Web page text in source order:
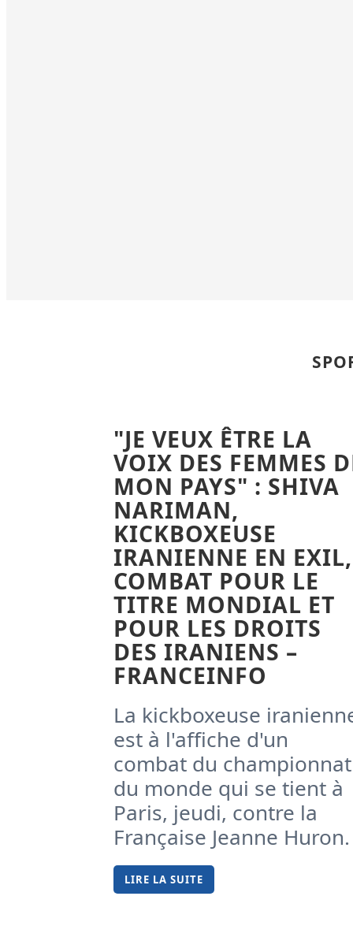
"JE VEUX ÊTRE LA
VOIX DES FEMMES
MON PAYS" : SHIVA
NARIMAN,
KICKBOXEUSE
IRANIENNE EN EXIL,
COMBAT POUR LE
TITRE MONDIAL ET
POUR LES DROITS
DES IRANIENS –
FRANCEINFO
La kickboxeuse
est à l'affiche d'un
combat du championnat
du monde qui se tient à
Paris, jeudi, contre la
Française Jeanne Huron.
LIRE LA SUITE